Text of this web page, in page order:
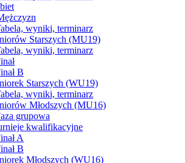
wyniki, terminarz
Starszych (MU19)
wyniki, terminarz
B
Starszych (WU19)
wyniki, terminarz
Młodszych (MU16)
grupowa
kwalifikacyjne
A
B
Młodszych (WU16)